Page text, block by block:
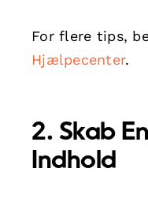
For flere tips,
Hjælpecenter.
2. Skab
Indhold